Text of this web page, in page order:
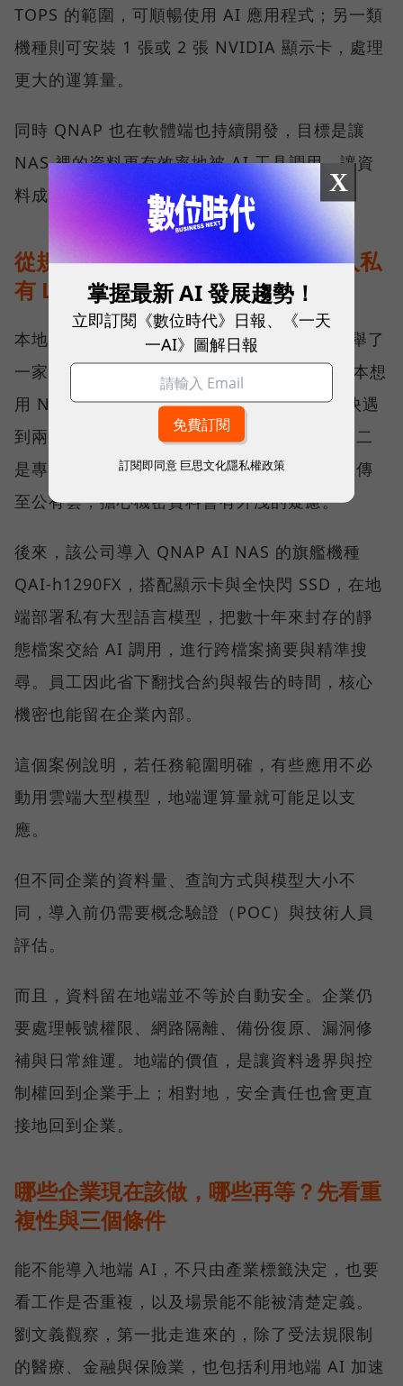
TOPS 的範圍，可順暢使用 AI 應用程式；另一類
機種則可安裝 1 張或 2 張 NVIDIA 顯示卡，處理
更大的運算量。
同時 QNAP 也在軟體端也持續開發，目標是讓
NAS 裡的資料更有效率地被 AI 工具調用，讓資
料成為有價值的知識。
從規格走到現場：能源公司如何導入私
有 LLM？
本地 AI 實際落地部署會是什麼模樣？劉文義舉了
一家約 50 多人的能源公司為例。這家公司原本想
用 NAS 搭配雲端 AI 建置內部資料庫，但很快遇
到兩個瓶頸：一是員工查詢時明顯出現卡頓；二
是專利、技術與合約都高度敏感，高層不願上傳
至公有雲，擔心機密資料會有外洩的疑慮。
後來，該公司導入 QNAP AI NAS 的旗艦機種
QAI-h1290FX，搭配顯示卡與全快閃 SSD，在地
端部署私有大型語言模型，把數十年來封存的靜
態檔案交給 AI 調用，進行跨檔案摘要與精準搜
尋。員工因此省下翻找合約與報告的時間，核心
機密也能留在企業內部。
這個案例說明，若任務範圍明確，有些應用不必
動用雲端大型模型，地端運算量就可能足以支
應。
但不同企業的資料量、查詢方式與模型大小不
同，導入前仍需要概念驗證（POC）與技術人員
評估。
而且，資料留在地端並不等於自動安全。企業仍
要處理帳號權限、網路隔離、備份復原、漏洞修
補與日常維運。地端的價值，是讓資料邊界與控
制權回到企業手上；相對地，安全責任也會更直
接地回到企業。
哪些企業現在該做，哪些再等？先看重
複性與三個條件
能不能導入地端 AI，不只由產業標籤決定，也要
看工作是否重複，以及場景能不能被清楚定義。
劉文義觀察，第一批走進來的，除了受法規限制
的醫療、金融與保險業，也包括利用地端 AI 加速
X
掌握最新 AI 發展趨勢！
立即訂閱《數位時代》日報、《一天
一AI》圖解日報
訂閱即同意 巨思文化隱私權政策